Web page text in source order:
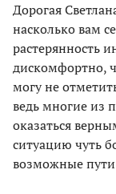
Дорогая
насколько вам
растерянность
дискомфортно,
могу не
ведь многие из
оказаться
ситуацию чуть
возможные